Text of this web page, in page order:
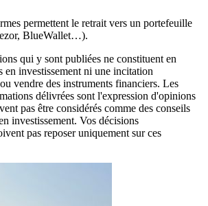
permettent le retrait vers un portefeuille
BlueWallet…).
qui y sont publiées ne constituent en
en investissement ni une incitation
vendre des instruments financiers. Les
délivrées sont l'expression d'opinions
pas être considérés comme des conseils
investissement. Vos décisions
pas reposer uniquement sur ces